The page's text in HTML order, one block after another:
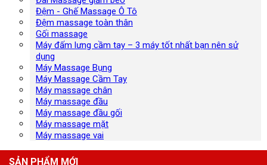
Đệm - Ghế Massage Ô Tô
Đệm massage toàn thân
Gối massage
Máy đấm lưng cầm tay – 3 máy tốt nhất bạn nên sử
dụng
Máy Massage Bụng
Máy Massage Cầm Tay
Máy massage chân
Máy massage đầu
Máy massage đầu gối
Máy massage mặt
Máy massage vai
SẢN PHẨM MỚI